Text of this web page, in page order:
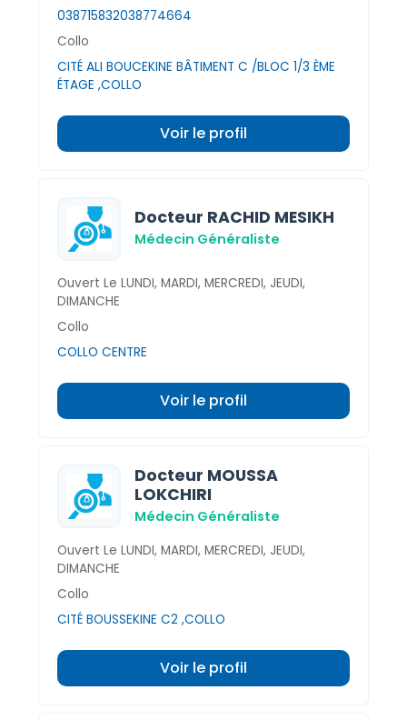
038715832038774664
Collo
CITÉ ALI BOUCEKINE BÂTIMENT C /BLOC 1/3 ÈME
ÉTAGE ,COLLO
Voir le profil
Docteur RACHID MESIKH
Médecin Généraliste
Ouvert Le LUNDI, MARDI, MERCREDI, JEUDI,
DIMANCHE
Collo
COLLO CENTRE
Voir le profil
Docteur MOUSSA
LOKCHIRI
Médecin Généraliste
Ouvert Le LUNDI, MARDI, MERCREDI, JEUDI,
DIMANCHE
Collo
CITÉ BOUSSEKINE C2 ,COLLO
Voir le profil